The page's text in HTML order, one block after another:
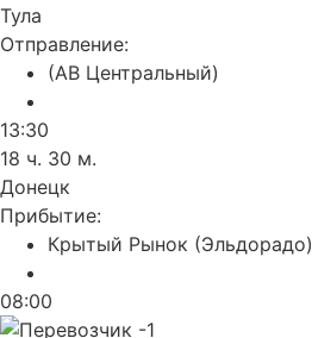
Тула
Отправление:
(АВ Центральный)
13:30
18 ч. 30 м.
Донецк
Прибытие:
Крытый Рынок (Эльдорадо)
08:00